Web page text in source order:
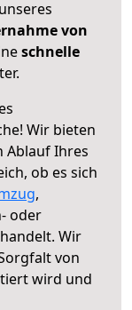
von
schnelle
Wir bieten
Ablauf Ihres
ob es sich
,
oder
handelt. Wir
von
wird und